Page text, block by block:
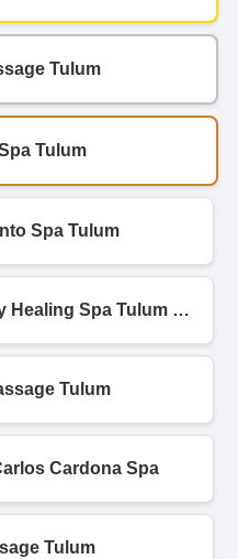
Tulum
Tulum
Spa Tulum
Massage Tulum Energy Healing Spa Tulum Temazcal aldea zama Tulum la veleta
Tulum
Cardona Spa
Tulum